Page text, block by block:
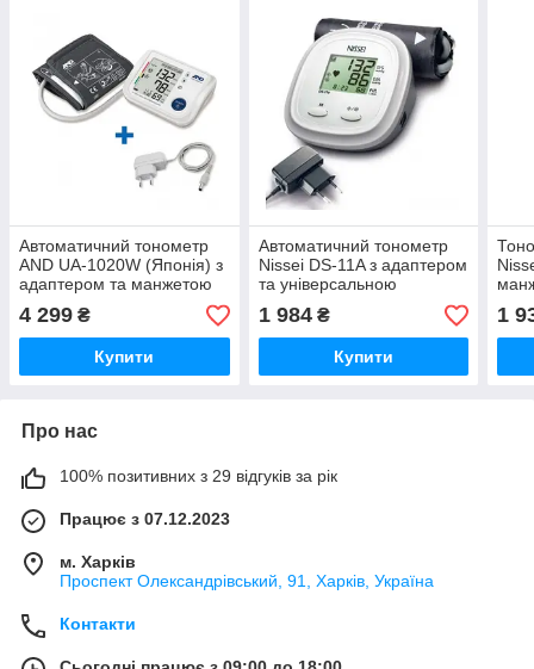
Автоматичний тонометр
AND UA-1020W (Японія) з
адаптером та манжетою
22-42 см
4 299 ₴
Купити
Автоматичний тонометр
Nissei DS-11A з адаптером
та універсальною
манжетою 22-42 см
(Японія)
1 984₴
Купити
1
Про нас
100% позитивних з 29 відгуків за рік
Працює з 07.12.2023
м. Харків
Проспект Олександрівський, 91, Харків, Україна
Контакти